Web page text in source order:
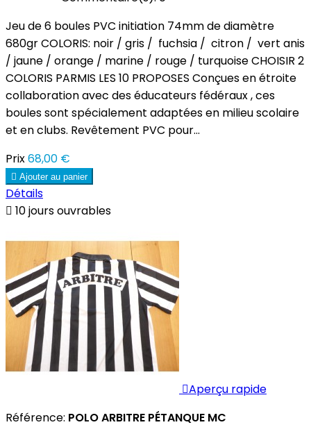
Jeu de 6 boules PVC initiation 74mm de diamètre
680gr COLORIS: noir / gris / fuchsia / citron / vert anis
/ jaune / orange / marine / rouge / turquoise CHOISIR 2
COLORIS PARMIS LES 10 PROPOSES Conçues en étroite
collaboration avec des éducateurs fédéraux , ces
boules sont spécialement adaptées en milieu scolaire
et en clubs. Revêtement PVC pour...
Prix68,00 €
 Ajouter au panier
Détails
 10 jours ouvrables
Aperçu rapide
Référence: POLO ARBITRE PÉTANQUE MC